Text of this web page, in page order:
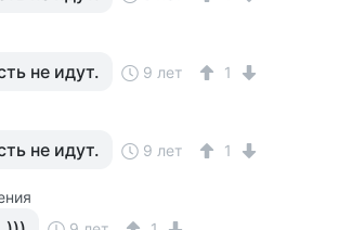
не идут. 9 лет 1
не идут. 9 лет 1